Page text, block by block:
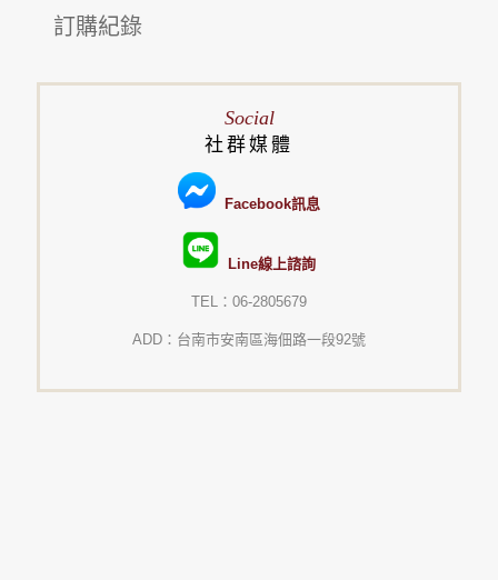
訂購紀錄
Social
社群媒體
Facebook訊息
Line線上諮詢
TEL：06-2805679
ADD：台南市安南區海佃路一段92號